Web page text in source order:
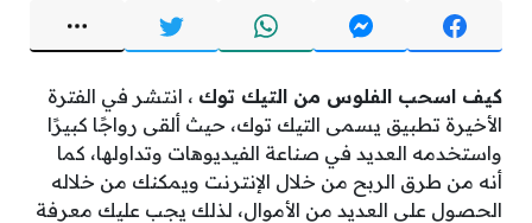
كيف اسحب الفلوس من التيك توك ، انتشر في الفترة
الأخيرة تطبيق يسمى التيك توك، حيث ألقى رواجًا كبيرًا
واستخدمه العديد في صناعة الفيديوهات وتداولها، كما
أنه من طرق الربح من خلال الإنترنت ويمكنك من خلاله
الحصول على العديد من الأموال، لذلك يجب عليك معرفة